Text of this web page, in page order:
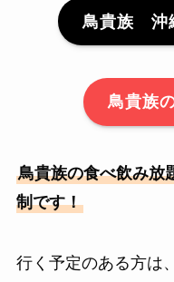
鳥貴族 沖
鳥貴族
鳥貴族の食べ飲み放
制です！
行く予定のある方は